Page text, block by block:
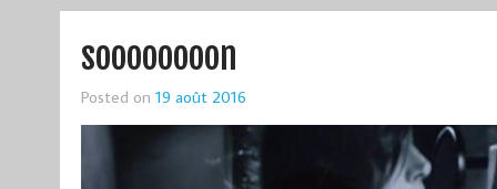
soooooooon
Posted on 19 août 2016